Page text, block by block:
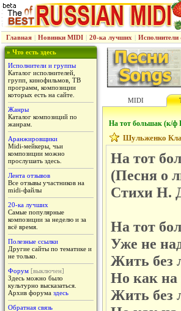
Главная | Новинки MIDI | 20-ка лучших |
» Что есть здесь
Исполнители и группы
Каталог исполнителей,
групп, кинофильмов, ТВ
программ, композиции
которых есть на сайте.
Жанры
Каталог композиций по
жанрам.
Аранжировщики
Midi-мейкеры, чьи
композиции можно
прослушать здесь.
Лента отзывов
Все отзывы участников на
midi-файлы
20-ка лучших
Самые популярные
композиции за неделю и за
всё время.
Полезные ссылки
Другие сайты по тематике и
не только.
Форум [выключен]
Здесь можно было
культурно высказаться.
Архив форума здесь
Обратная связь
MIDI
На тот большак (к/ф
Шульженко
На тот
(Песня о
Стихи Н.
На тот
Уже не
Жить без
Но как на
Жить без